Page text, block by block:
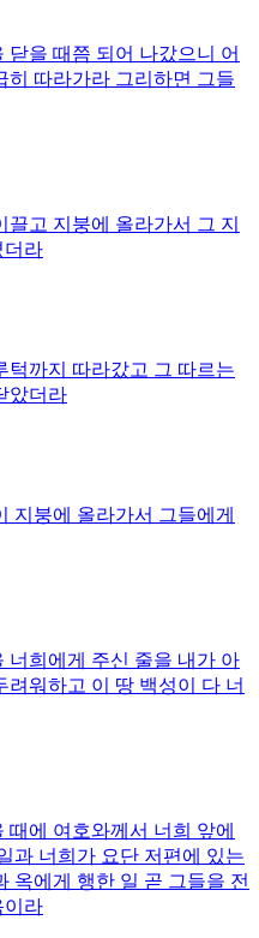
닫을 때쯤 되어 나갔으니 어
히 따라가라 그리하면 그들
고 지붕에 올라가서 그 지
더라
턱까지 따라갔고 그 따르는
았더라
지붕에 올라가서 그들에게
너희에게 주신 줄을 내가 아
려워하고 이 땅 백성이 다 너
에 여호와께서 너희 앞에
과 너희가 요단 저편에 있는
옥에게 행한 일 곧 그들을 전
이라